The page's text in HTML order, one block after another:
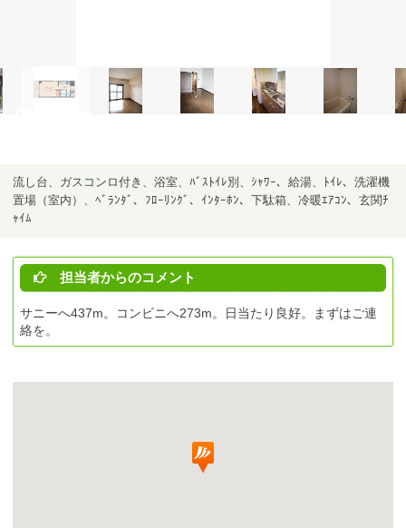
流し台、ガスコンロ付き、浴室、ﾊﾞｽﾄｲﾚ別、ｼｬﾜｰ、給湯、ﾄｲﾚ、洗濯機
置場（室内）、ﾍﾞﾗﾝﾀﾞ、ﾌﾛｰﾘﾝｸﾞ、ｲﾝﾀｰﾎﾝ、下駄箱、冷暖ｴｱｺﾝ、玄関ﾁ
ｬｲﾑ
担当者からのコメント
サニーへ437m。コンビニへ273m。日当たり良好。まずはご連
絡を。